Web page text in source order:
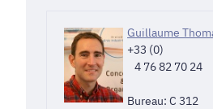
Guillaume
+33 (0)
4 76 82 70 24
Bureau: C 312